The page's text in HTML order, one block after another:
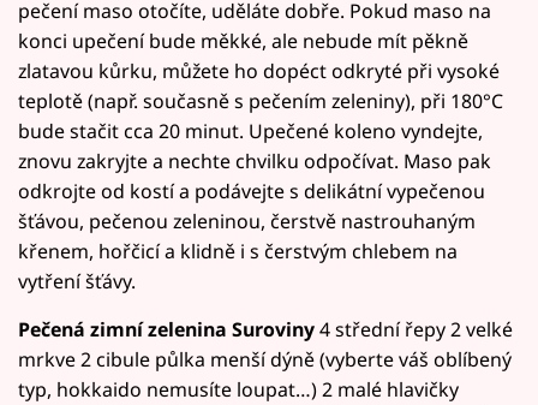
pečení maso otočíte, uděláte dobře. Pokud maso na
konci upečení bude měkké, ale nebude mít pěkně
zlatavou kůrku, můžete ho dopéct odkryté při vysoké
teplotě (např. současně s pečením zeleniny), při 180°C
bude stačit cca 20 minut. Upečené koleno vyndejte,
znovu zakryjte a nechte chvilku odpočívat. Maso pak
odkrojte od kostí a podávejte s delikátní vypečenou
šťávou, pečenou zeleninou, čerstvě nastrouhaným
křenem, hořčicí a klidně i s čerstvým chlebem na
vytření šťávy.
Pečená zimní zelenina Suroviny4 střední řepy 2 velké
mrkve 2 cibule půlka menší dýně (vyberte váš oblíbený
typ, hokkaido nemusíte loupat…) 2 malé hlavičky